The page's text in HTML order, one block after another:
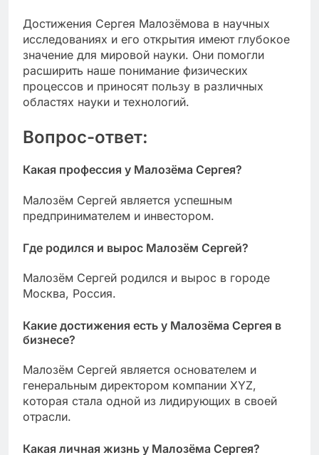
Достижения Сергея Малозёмова в научных
исследованиях и его открытия имеют глубокое
значение для мировой науки. Они помогли
расширить наше понимание физических
процессов и приносят пользу в различных
областях науки и технологий.
Вопрос-ответ:
Какая профессия у Малозёма Сергея?
Малозём Сергей является успешным
предпринимателем и инвестором.
Где родился и вырос Малозём Сергей?
Малозём Сергей родился и вырос в городе
Москва, Россия.
Какие достижения есть у Малозёма Сергея в
бизнесе?
Малозём Сергей является основателем и
генеральным директором компании XYZ,
которая стала одной из лидирующих в своей
отрасли.
Какая личная жизнь у Малозёма Сергея?